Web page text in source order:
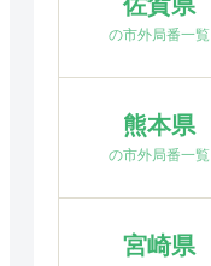
佐賀県
の市外局番一覧
熊本県
の市外局番一覧
宮崎県